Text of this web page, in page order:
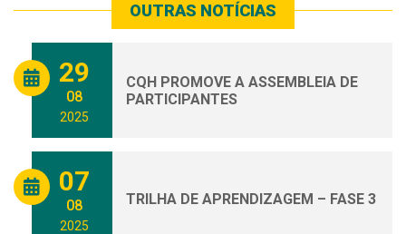
OUTRAS NOTÍCIAS
29
08
2025
CQH PROMOVE A ASSEMBLEIA DE
PARTICIPANTES
07
08
2025
TRILHA DE APRENDIZAGEM – FASE 3